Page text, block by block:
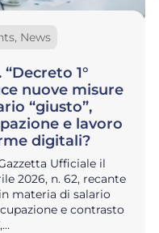
News
1°
nuove misure
“giusto”,
e lavoro
digitali?
Ufficiale il
2026, n. 62, recante
materia di salario
e contrasto